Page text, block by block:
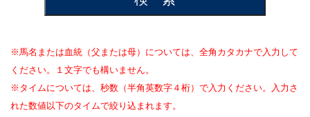
※馬名または血統（父または母）については、全角カタカナで入力して
ください。１文字でも構いません。
※タイムについては、秒数（半角英数字４桁）で入力ください。入力さ
れた数値以下のタイムで絞り込まれます。